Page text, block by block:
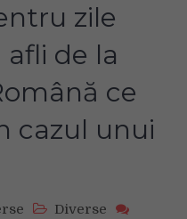
zile
afli de la
ce
cazul unui
Diverse